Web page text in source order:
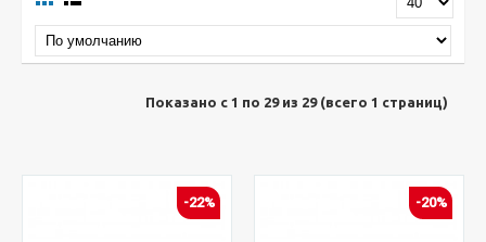
Показано с 1 по 29 из 29 (всего 1 страниц)
-22% -20%